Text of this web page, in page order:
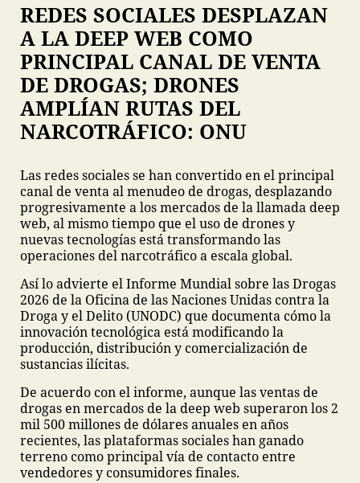
REDES SOCIALES DESPLAZAN
A LA DEEP WEB COMO
PRINCIPAL CANAL DE VENTA
DE DROGAS; DRONES
AMPLÍAN RUTAS DEL
NARCOTRÁFICO: ONU
Las redes sociales se han convertido en el principal
canal de venta al menudeo de drogas, desplazando
progresivamente a los mercados de la llamada deep
web, al mismo tiempo que el uso de drones y
nuevas tecnologías está transformando las
operaciones del narcotráfico a escala global.
Así lo advierte el Informe Mundial sobre las Drogas
2026 de la Oficina de las Naciones Unidas contra la
Droga y el Delito (UNODC) que documenta cómo la
innovación tecnológica está modificando la
producción, distribución y comercialización de
sustancias ilícitas.
De acuerdo con el informe, aunque las ventas de
drogas en mercados de la deep web superaron los 2
mil 500 millones de dólares anuales en años
recientes, las plataformas sociales han ganado
terreno como principal vía de contacto entre
vendedores y consumidores finales.